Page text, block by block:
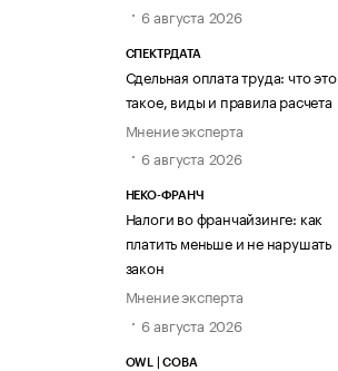
6 августа 2026
СПЕКТРДАТА
Сдельная оплата труда: что это
такое, виды и правила расчета
Мнение эксперта
6 августа 2026
НЕКО-ФРАНЧ
Налоги во франчайзинге: как
платить меньше и не нарушать
закон
Мнение эксперта
6 августа 2026
OWL | СОВА